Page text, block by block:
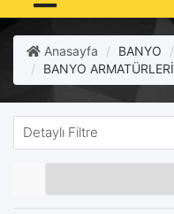
Anasayfa BANYO
BANYO ARMATÜRLERİ
Detaylı Filtre